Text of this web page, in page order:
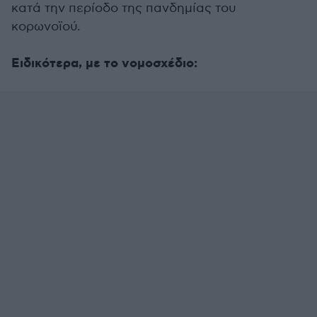
κατά την περίοδο της πανδημίας του
κορωνοϊού.
Ειδικότερα, με το νομοσχέδιο: